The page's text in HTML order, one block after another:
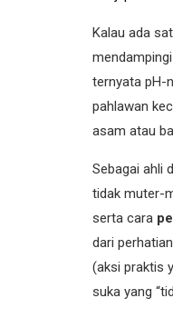
Kalau ada
ternyata pH-
pahlawan
asam atau
Sebagai ahli
tidak muter-
serta cara
dari
(aksi praktis
suka yang